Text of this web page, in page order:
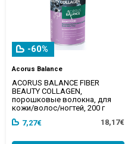
-60%
Acorus Balance
ACORUS BALANCE FIBER
BEAUTY COLLAGEN,
порошковые волокна, для
кожи/волос/ногтей, 200 г
7,27€
18,17€